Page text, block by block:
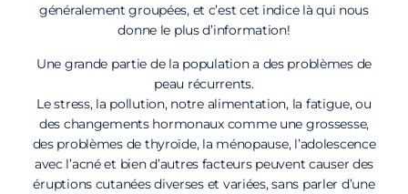
généralement groupées, et c’est cet indice là qui nous
donne le plus d’information!
Une grande partie de la population a des problèmes de
peau récurrents.
Le stress, la pollution, notre alimentation, la fatigue, ou
des changements hormonaux comme une grossesse,
des problèmes de thyroïde, la ménopause, l’adolescence
avec l’acné et bien d’autres facteurs peuvent causer des
éruptions cutanées diverses et variées, sans parler d’une